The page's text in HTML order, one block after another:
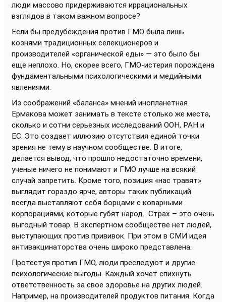
люди массово придерживаются иррациональных
взглядов в таком важном вопросе?
Если бы предубеждения против ГМО была лишь
кознями традиционных селекционеров и
производителей «органической еды» — это было бы
еще неплохо. Но, скорее всего, ГМО-истерия порождена
фундаментальными психологическими и медийными
явлениями.
Из соображений «баланса» мнений инопланетная
Ермакова может занимать в тексте столько же места,
сколько и сотни серьезных исследований ООН, РАН и
ЕС. Это создает иллюзию отсутствия единой точки
зрения не тему в научном сообществе. В итоге,
делается вывод, что прошло недостаточно времени,
ученые ничего не понимают и ГМО лучше на всякий
случай запретить. Кроме того, позиция «нас травят»
выглядит гораздо ярче, авторы таких публикаций
всегда выставляют себя борцами с коварными
корпорациями, которые губят народ. Страх – это очень
выгодный товар. В экспертном сообществе нет людей,
выступающих против прививок. При этом в СМИ идея
антивакцинаторства очень широко представлена.
Протестуя против ГМО, люди преследуют и другие
психологические выгоды. Каждый хочет спихнуть
ответственность за свое здоровье на других людей.
Например, на производителей продуктов питания. Когда